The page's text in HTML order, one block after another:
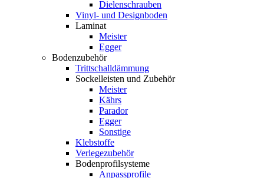
Dielenschrauben
Vinyl- und Designboden
Laminat
Meister
Egger
Bodenzubehör
Trittschalldämmung
Sockelleisten und Zubehör
Meister
Kährs
Parador
Egger
Sonstige
Klebstoffe
Verlegezubehör
Bodenprofilsysteme
Anpassprofile